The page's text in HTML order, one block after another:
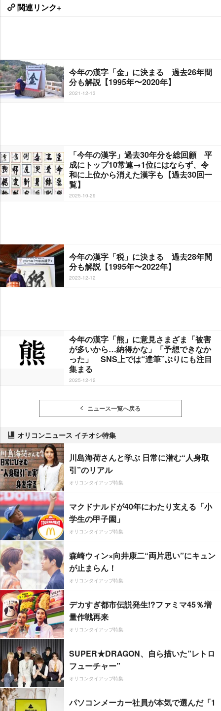
関連リンク+
今年の漢字「金」に決まる 過去26年間
分も解説【1995年〜2020年】
2021-12-13
「今年の漢字」過去30年分を総回顧 平
成にトップ10常連→1位にはならず、令
和に上位から消えた漢字も【過去30回一
覧】
2025-10-29
今年の漢字「税」に決まる 過去28年間
分も解説【1995年〜2022年】
2023-12-12
今年の漢字「熊」に意見さまざま「被害
が多いから…納得かな」「予想できなか
った」 SNS上では“達筆”ぶりにも注目
集まる
2025-12-12
ニュース一覧へ戻る
オリコンニュース イチオシ特集
川島海荷さんと学ぶ 日常に潜む“人身取
引”のリアル
オリコンタイアップ特集
マクドナルドが40年にわたり支える「小
学生の甲子園」
オリコンタイアップ特集
森崎ウィン×向井康二“両片思い”にキュン
が止まらん！
オリコンタイアップ特集
デカすぎ都市伝説発生!?ファミマ45％増
量作戦再来
オリコンタイアップ特集
SUPER★DRAGON、自ら描いた”レトロ
フューチャー”
オリコンタイアップ特集
パソコンメーカー社員が本気で選んだ「1